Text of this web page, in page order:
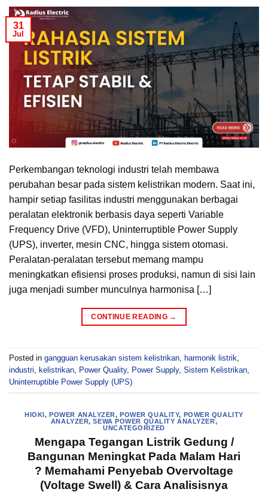
31
Jul
Perkembangan teknologi industri telah membawa
perubahan besar pada sistem kelistrikan modern. Saat ini,
hampir setiap fasilitas industri menggunakan berbagai
peralatan elektronik berbasis daya seperti Variable
Frequency Drive (VFD), Uninterruptible Power Supply
(UPS), inverter, mesin CNC, hingga sistem otomasi.
Peralatan-peralatan tersebut memang mampu
meningkatkan efisiensi proses produksi, namun di sisi lain
juga menjadi sumber munculnya harmonisa […]
CONTINUE READING →
Posted in gangguan kerusakan sistem kelistrikan harmonik listrik
industri kelistrikan Power Quality, Power Supply, Sistem Kelistrikan
Uninterruptible Power Supply (UPS)
HIOKI, POWER ANALYZER, POWER QUALITY, POWER QUALITY
ANALYZER,SEWA POWER QUALITY ANALYZER,
UNCATEGORIZED
Mengapa Tegangan Listrik Gedung /
Bangunan Meningkat Pada Malam Hari
? Memahami Penyebab Overvoltage
(Voltage Swell) & Cara Analisisnya